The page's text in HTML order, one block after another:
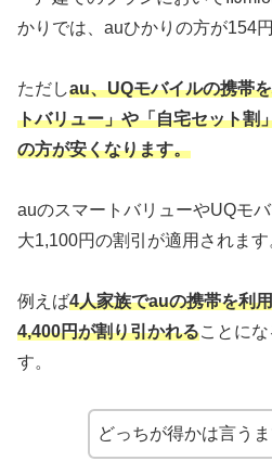
かりでは、auひかりの方が154
ただしau、UQモバイルの携帯
トバリュー」や「自宅セット割
の方が安くなります。
auのスマートバリューやUQモ
大1,100円の割引が適用されます
例えば4人家族でauの携帯を利
4,400円が割り引かれることに
す。
どっちが得かは言う